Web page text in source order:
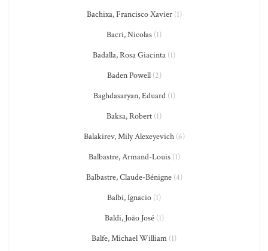
Bachixa, Francisco Xavier(1)
Bacri, Nicolas (1)
Badalla, Rosa Giacinta (1)
Baden Powell(2)
Baghdasaryan, Eduard(1)
Baksa, Robert (1)
Balakirev, Mily Alexeyevich(6)
Balbastre, Armand-Louis(1)
Balbastre, Claude-Bénigne(4)
Balbi, Ignacio (1)
Baldi, João José(1)
Balfe, Michael William (1)